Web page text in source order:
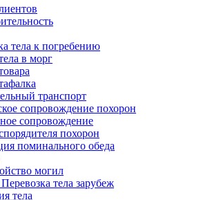
тела к погребению
в морг
транспорт
сопровождение похорон
сопровождение
похорон
поминального обеда
могил
тела зарубеж
тела